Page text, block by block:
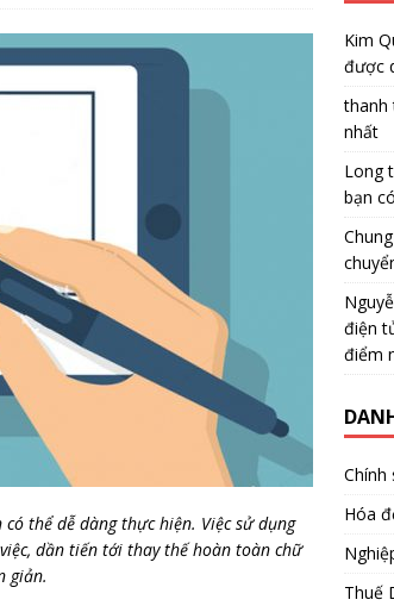
thể dễ dàng thực hiện. Việc sử dụng
dần tiến tới thay thế hoàn toàn chữ
giản.
Kim
được
thanh
nhất
Long
bạn
điện
điểm
Hóa
Thuế